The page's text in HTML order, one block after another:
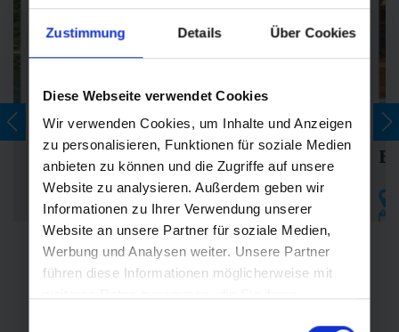
Zustimmung Details Über Cookies
Diese Webseite verwendet Cookies
Wir verwenden Cookies, um Inhalte und Anzeigen
zu personalisieren, Funktionen für soziale Medien
anbieten zu können und die Zugriffe auf unsere
Website zu analysieren. Außerdem geben wir
Informationen zu Ihrer Verwendung unserer
Website an unsere Partner für soziale Medien,
Werbung und Analysen weiter. Unsere Partner
führen diese Informationen möglicherweise mit
Nassfelder Almfest
Nassfeld/Sportgastein
8.8.2026
08:30